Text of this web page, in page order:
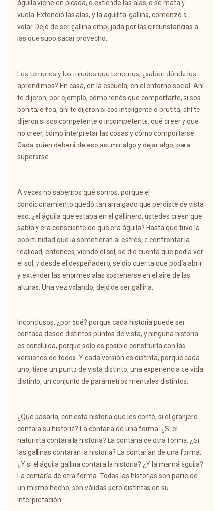
águila viene en picada, o extiende las alas, o se mata y
vuela. Extendió las alas, y la aguilita-gallina, comenzó a
volar. Dejó de ser gallina empujada por las circunstancias a
las que supo sacar provecho.
Los temores y los miedos que tenemos, ¿saben dónde los
aprendimos? En casa, en la escuela, en el entorno social. Ahí
te dijeron, por ejemplo, cómo tenés que comportarte, si sos
bonita, o fea, ahí te dijeron si sos inteligente o brutita, ahí te
dijeron si sos competente o incompetente, qué creer y que
no creer, cómo interpretar las cosas y cómo comportarse.
Cada quien deberá de eso asumir algo y dejar algo, para
superarse.
A veces no sabemos qué somos, porque el
condicionamiento quedó tan arraigado que perdiste de vista
eso, ¿el águila que estaba en el gallinero, ustedes creen que
sabía y era consciente de que era águila? Hasta que tuvo la
oportunidad que la sometieran al estrés, o confrontar la
realidad, entonces, viendo el sol, se dio cuenta que podía ver
el sol, y desde el despeñadero, se dio cuenta que podía abrir
y extender las enormes alas sostenerse en el aire de las
alturas. Una vez volando, dejó de ser gallina.
Inconclusos, ¿por qué? porque cada historia puede ser
contada desde distintos puntos de vista, y ninguna historia
es concluida, porque solo es posible construirla con las
versiones de todos. Y cada versión es distinta, porque cada
uno, tiene un punto de vista distinto, una experiencia de vida
distinto, un conjunto de parámetros mentales distintos.
¿Qué pasaría, con esta historia que les conté, si el granjero
contara su historia? La contaría de una forma. ¿Si el
naturista contara la historia? La contaría de otra forma. ¿Si
las gallinas contaran la historia? La contarían de una forma.
¿Y si el águila gallina contara la historia? ¿Y la mamá águila?
La contaría de otra forma. Todas las historias son parte de
un mismo hecho, son válidas pero distintas en su
interpretación.